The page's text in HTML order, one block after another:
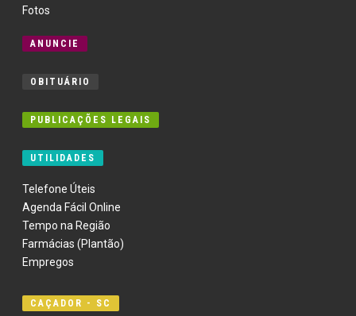
Fotos
ANUNCIE
OBITUÁRIO
PUBLICAÇÕES LEGAIS
UTILIDADES
Telefone Úteis
Agenda Fácil Online
Tempo na Região
Farmácias (Plantão)
Empregos
CAÇADOR - SC